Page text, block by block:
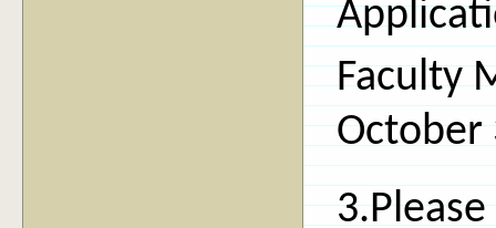
Faculty
October